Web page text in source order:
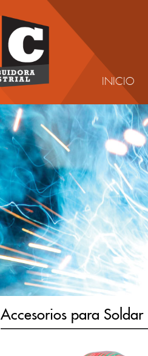
INICIO
Accesorios para Soldar